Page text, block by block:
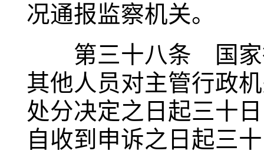
况通报监察机关。
第三十八条 国家行
其他人员对主管行政
处分决定之日起三十
自收到申诉之日起三